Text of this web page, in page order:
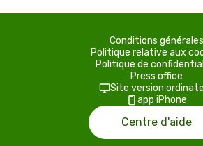
Conditions générales
Politique relative aux
Politique de
Press office
Site version
app iPhone
Centre d'aide